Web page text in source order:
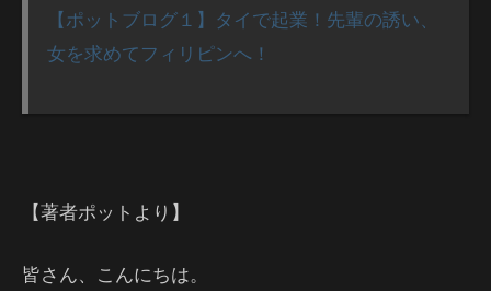
【ポットブログ１】タイで起業！先輩の誘い、
女を求めてフィリピンへ！
【著者ポットより】
皆さん、こんにちは。